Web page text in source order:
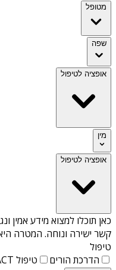
מטופל
שפה
אופציה לטיפול
מין
אופציה לטיפול
כאן תוכלו למצוא מידע אמין
קשר ישירה ונוחה. המטרה
טיפול
הדרכת הורים
טיפול ACT